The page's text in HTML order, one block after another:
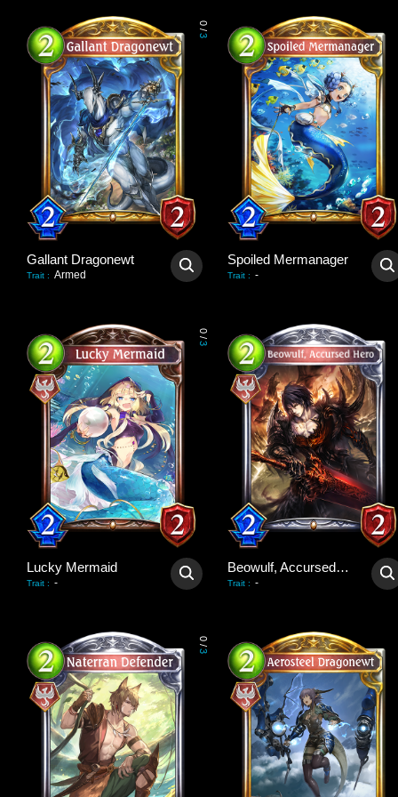
0
/
3
Gallant Dragonewt
Trait : Armed
Spoiled Mermanager
Trait : -
0
/
3
Lucky Mermaid
Trait : -
Beowulf, Accursed Hero
Trait : -
0
/
3